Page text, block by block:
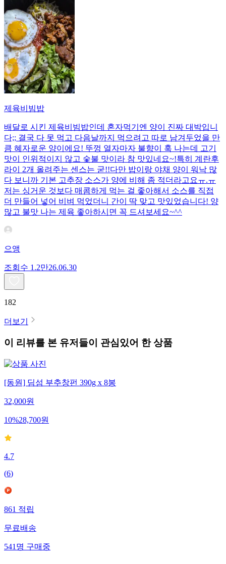
제육비빔밥
배달로 시킨 제육비빔밥인데 혼자먹기엔 양이 진짜 대박입니
다;; 결국 다 못 먹고 다음날까지 먹으려고 따로 남겨두었을 만
큼 혜자로운 양이에요! 뚜껑 열자마자 불향이 훅 나는데 고기
맛이 인위적이지 않고 숯불 맛이라 참 맛있네요~!특히 계란후
라이 2개 올려주는 센스는 굳!! ​다만 밥이랑 야채 양이 워낙 많
다 보니까 기본 고추장 소스가 양에 비해 좀 적더라고요ㅠ.ㅠ
저는 싱거운 것보다 매콤하게 먹는 걸 좋아해서 소스를 직접
더 만들어 넣어 비벼 먹었더니 간이 딱 맞고 맛있었습니다! 양
많고 불맛 나는 제육 좋아하시면 꼭 드셔보세요~^^
으앵
조회수 1.2만26.06.30
182
더보기
이 리뷰를 본 유저들이 관심있어 한 상품
[동원] 딤섬 부추창펀 390g x 8봉
32,000원
10%28,700원
4.7
(6)
861 적립
무료배송
541 명 구매중